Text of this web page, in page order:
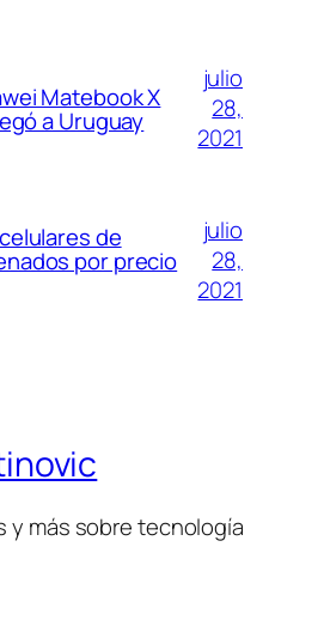
Matebook X
a Uruguay
julio
28,
2021
de
por precio
julio
28,
2021
y más sobre tecnología